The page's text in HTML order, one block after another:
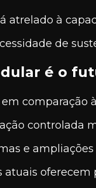
atrelado à
de
é o
comparação
controlada
e
atuais